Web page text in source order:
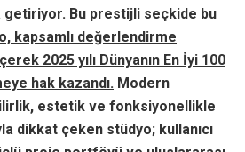
getiriyor. Bu prestijli seçkide bu
kapsamlı değerlendirme
2025 yılı Dünyanın En İyi 100
hak kazandı. Modern
estetik ve fonksiyonellikle
dikkat çeken stüdyo; kullanıcı